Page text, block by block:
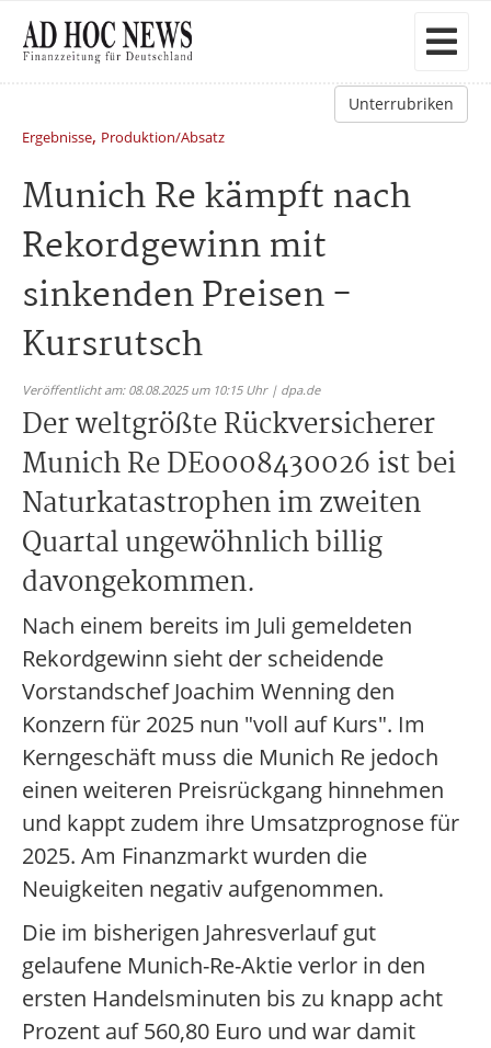
Unterrubriken
Ergebnisse, Produktion/Absatz
Munich Re kämpft nach
Rekordgewinn mit
sinkenden Preisen -
Kursrutsch
Veröffentlicht am: 08.08.2025 um 10:15 Uhr | dpa.de
Der weltgrößte Rückversicherer
Munich Re DE0008430026 ist bei
Naturkatastrophen im zweiten
Quartal ungewöhnlich billig
davongekommen.
Nach einem bereits im Juli gemeldeten
Rekordgewinn sieht der scheidende
Vorstandschef Joachim Wenning den
Konzern für 2025 nun "voll auf Kurs". Im
Kerngeschäft muss die Munich Re jedoch
einen weiteren Preisrückgang hinnehmen
und kappt zudem ihre Umsatzprognose für
2025. Am Finanzmarkt wurden die
Neuigkeiten negativ aufgenommen.
Die im bisherigen Jahresverlauf gut
gelaufene Munich-Re-Aktie verlor in den
ersten Handelsminuten bis zu knapp acht
Prozent auf 560,80 Euro und war damit